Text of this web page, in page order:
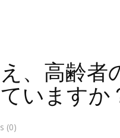
、高齢者
いますか
(0)